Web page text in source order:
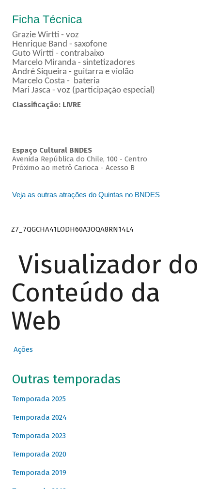
Ficha Técnica
Grazie Wirtti - voz
Henrique Band - saxofone
Guto Wirtti - contrabaixo
Marcelo Miranda - sintetizadores
André Siqueira - guitarra e violão
Marcelo Costa - bateria
Mari Jasca - voz (participação especial)
Classificação: LIVRE
Espaço Cultural BNDES
Avenida República do Chile, 100 - Centro
Próximo ao metrô Carioca - Acesso B
Veja as outras atrações do Quintas no BNDES
Z7_7QGCHA41LODH60A3OQA8RN14L4
Visualizador do
Conteúdo da
Web
Ações
Outras temporadas
Temporada 2025
Temporada 2024
Temporada 2023
Temporada 2020
Temporada 2019